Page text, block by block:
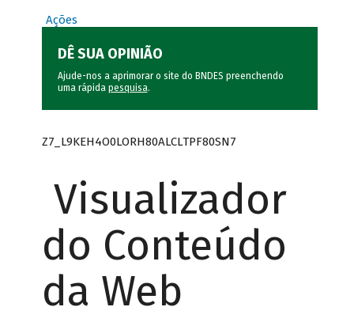
Ações
DÊ SUA OPINIÃO
Ajude-nos a aprimorar o site do BNDES preenchendo
uma rápida pesquisa.
Z7_L9KEH4O0LORH80ALCLTPF80SN7
Visualizador
do Conteúdo
da Web